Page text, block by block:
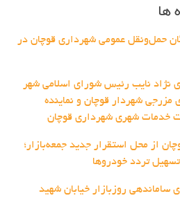
ها
حمل‌ونقل عمومی شهرداری قوچان در
نژاد نایب رئیس شورای اسلامی شهر
مزرجی شهردار قوچان و نماینده
خدمات شهری شهرداری قوچان
از محل استقرار جدید جمعه‌بازار؛
تردد خودروها
ساماندهی روزبازار خیابان شهید